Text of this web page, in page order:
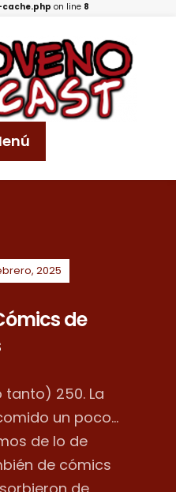
on line 8
2025
de
tanto) 250. La
un poco...
de lo de
de cómics